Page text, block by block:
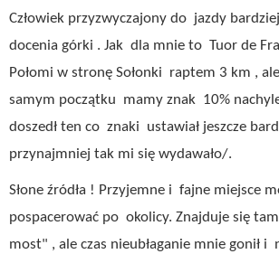
Człowiek przyzwyczajony do jazdy
docenia górki . Jak dla mnie to Tuor de
Połomi w stronę Sołonki raptem 3 km ,
samym początku mamy znak 10%
doszedł ten co znaki ustawiał jeszcze
przynajmniej tak mi się wydawało/.
Słone źródła ! Przyjemne i fajne miejsce
pospacerować po okolicy. Znajduje się tam
most" , ale czas nieubłaganie mnie gonił